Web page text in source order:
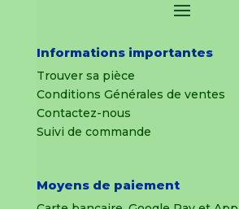
Informations importantes
Trouver sa pièce
Conditions Générales de ventes
Contactez-nous
Suivi de commande
Moyens de paiement